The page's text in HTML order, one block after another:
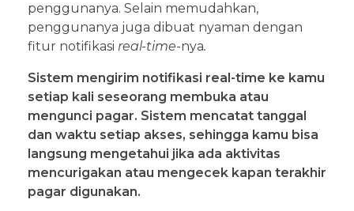
penggunanya. Selain memudahkan,
penggunanya juga dibuat nyaman dengan
fitur notifikasi real-time-nya.
Sistem mengirim notifikasi real-time ke kamu
setiap kali seseorang membuka atau
mengunci pagar. Sistem mencatat tanggal
dan waktu setiap akses, sehingga kamu bisa
langsung mengetahui jika ada aktivitas
mencurigakan atau mengecek kapan terakhir
pagar digunakan.